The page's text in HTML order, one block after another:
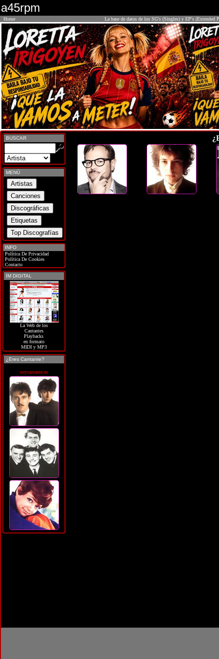
a45rpm
Home La base de datos de los SG's (Singles) y EP's (Extended
BUSCAR
MENÚ
INFO
Política De Privacidad
Política De Cookies
Contacto
IM DIGITAL
La Web de los
Cantantes
Playbacks
en formato
MIDI y MP3
¿Eres Cantante?
soycantante.es